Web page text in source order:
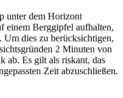
unter dem Horizont
einem Berggipfel aufhalten,
Um dies zu berücksichtigen,
2 Minuten von
ab. Es gilt als riskant, das
Zeit abzuschließen.